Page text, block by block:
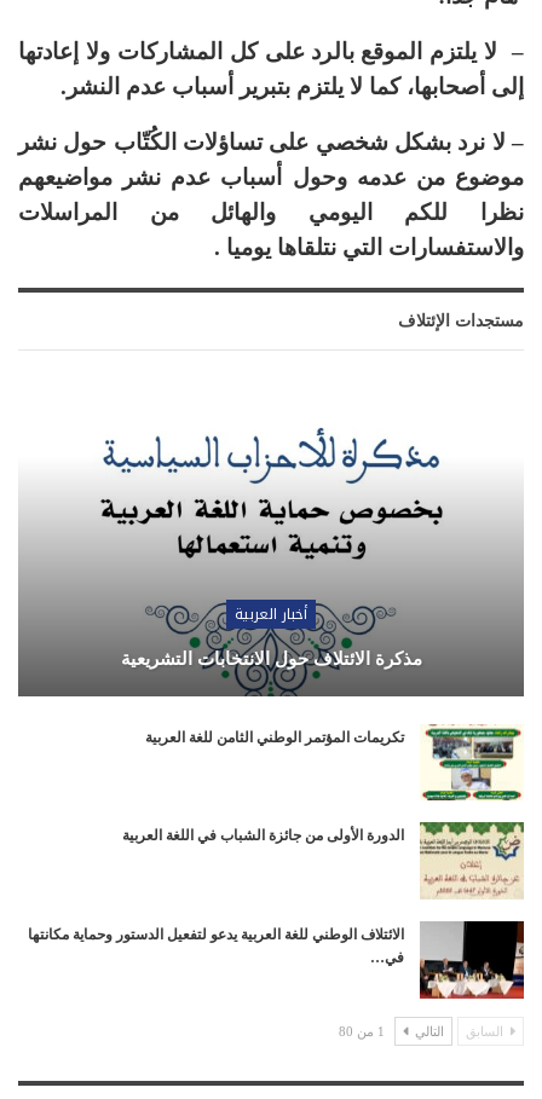
– لا يلتزم الموقع بالرد على كل المشاركات ولا إعادتها
إلى أصحابها، كما لا يلتزم بتبرير أسباب عدم النشر.
– لا نرد بشكل شخصي على تساؤلات الكُتّاب حول نشر
موضوع من عدمه وحول أسباب عدم نشر مواضيعهم
نظرا للكم اليومي والهائل من المراسلات
والاستفسارات التي نتلقاها يوميا .
مستجدات الإئتلاف
أخبار العربية
مذكرة الائتلاف حول الانتخابات التشريعية
تكريمات المؤتمر الوطني الثامن للغة العربية
الدورة الأولى من جائزة الشباب في اللغة العربية
الائتلاف الوطني للغة العربية يدعو لتفعيل الدستور وحماية مكانتها
في…
السابق التالي 1 من 80